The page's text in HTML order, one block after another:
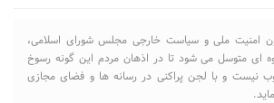
امنیت ملی و سیاست خارجی مجلس شورای اسلامی،
ای متوسل می شود تا در اذهان مردم این گونه رسوخ
نیست و با لجن پراکنی در رسانه ها و فضای مجازی